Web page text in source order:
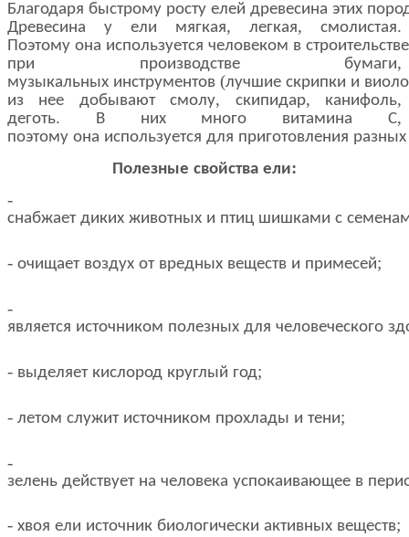
Благодаря быстрому росту елей древесина этих
Древесина
у ели мягкая, легкая, смолистая.
Поэтому она используется человеком в строительстве
при
производстве бумаги,
музыкальных инструментов (лучшие скрипки и
из
нее добывают смолу, скипидар, канифоль,
деготь. В них много витамина С,
поэтому она используется для приготовления разных
Полезные свойства ели:
-
снабжает диких животных и птиц шишками с
- очищает воздух от вредных веществ и примесей;
-
является источником полезных для человеческого
- выделяет кислород круглый год;
- летом служит источником прохлады и тени;
-
зелень действует на человека успокаивающее в
- хвоя ели источник биологически активных веществ;